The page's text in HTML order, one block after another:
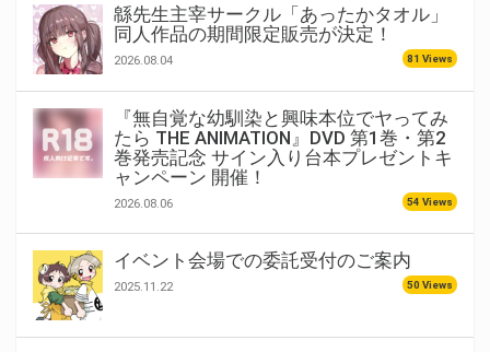
緜先生主宰サークル「あったかタオル」
同人作品の期間限定販売が決定！
2026.08.04 81 Views
『無自覚な幼馴染と興味本位でヤってみ
たら THE ANIMATION』DVD 第1巻・第2
巻発売記念 サイン入り台本プレゼントキ
ャンペーン 開催！
2026.08.06 54 Views
イベント会場での委託受付のご案内
2025.11.22 50 Views